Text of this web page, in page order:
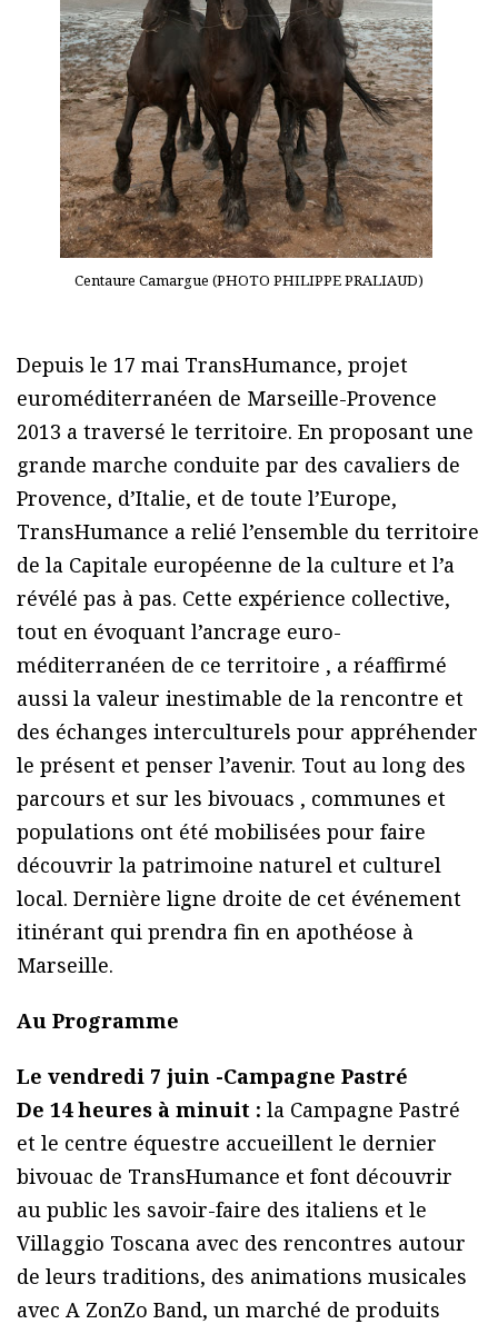
Centaure Camargue (PHOTO PHILIPPE PRALIAUD)
Depuis le 17 mai TransHumance, projet
euroméditerranéen de Marseille-Provence
2013 a traversé le territoire. En proposant une
grande marche conduite par des cavaliers de
Provence, d’Italie, et de toute l’Europe,
TransHumance a relié l’ensemble du territoire
de la Capitale européenne de la culture et l’a
révélé pas à pas. Cette expérience collective,
tout en évoquant l’ancrage euro-
méditerranéen de ce territoire , a réaffirmé
aussi la valeur inestimable de la rencontre et
des échanges interculturels pour appréhender
le présent et penser l’avenir. Tout au long des
parcours et sur les bivouacs , communes et
populations ont été mobilisées pour faire
découvrir la patrimoine naturel et culturel
local. Dernière ligne droite de cet événement
itinérant qui prendra fin en apothéose à
Marseille.
Au Programme
Le vendredi 7 juin -Campagne Pastré
De 14 heures à minuit : la Campagne Pastré
et le centre équestre accueillent le dernier
bivouac de TransHumance et font découvrir
au public les savoir-faire des italiens et le
Villaggio Toscana avec des rencontres autour
de leurs traditions, des animations musicales
avec A ZonZo Band, un marché de produits